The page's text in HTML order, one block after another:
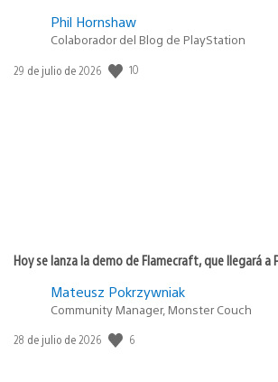
Phil Hornshaw
Colaborador del Blog de PlayStation
Fecha
29 de julio de 2026 10
Hoy se lanza la demo de Flamecraft, que llegará a
Mateusz Pokrzywniak
Community Manager, Monster Couch
Fecha
28 de julio de 2026 6